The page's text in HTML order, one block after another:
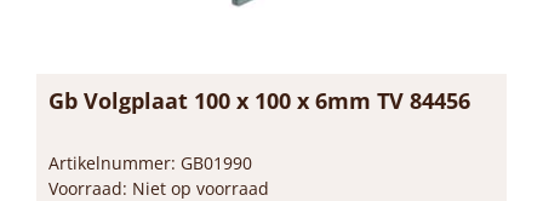
Gb Volgplaat 100 x 100 x 6mm TV 84456
Artikelnummer: GB01990
Voorraad: Niet op voorraad